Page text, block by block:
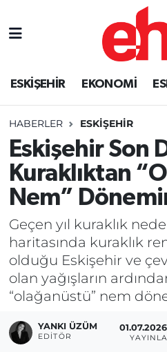
ESKİŞEHİR EKONOMİ
HABERLER ESKİŞEHİR
Eskişehir Son
Kuraklıktan
Nem”
Geçen yıl kuraklık
haritasında kuraklık
olduğu Eskişehir ve
olan yağışların
“olağanüstü” nem
YANKI ÜZÜM
EDITÖR